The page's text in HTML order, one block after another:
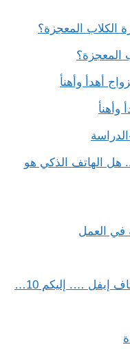
المعجزة؟
وأهنأ
هل الهاتف الذكي هو
في العمل
إيفل …. إليكم 10…